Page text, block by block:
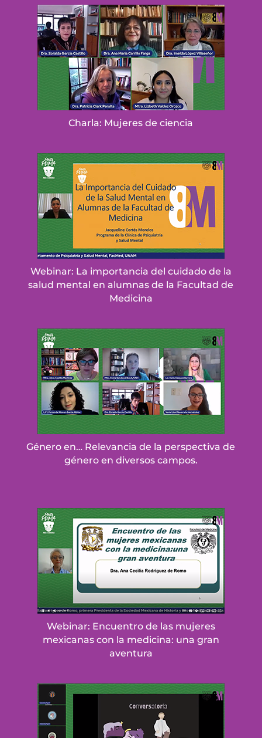
Charla: Mujeres de ciencia
Webinar: La importancia del cuidado de la
salud mental en alumnas de la Facultad de
Medicina
Género en… Relevancia de la perspectiva de
género en diversos campos.
Webinar: Encuentro de las mujeres
mexicanas con la medicina: una gran
aventura